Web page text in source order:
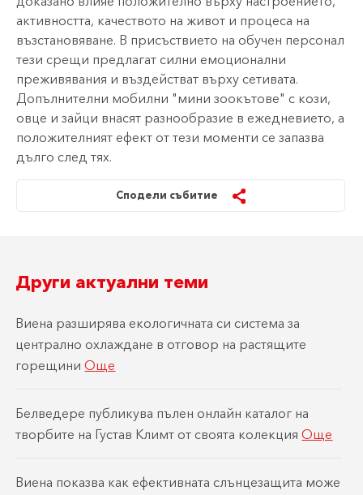
активността, качеството на живот и процеса на
възстановяване. В присъствието на обучен персонал
тези срещи предлагат силни емоционални
преживявания и въздействат върху сетивата.
Допълнителни мобилни "мини зоокътове" с кози,
овце и зайци внасят разнообразие в ежедневието, а
положителният ефект от тези моменти се запазва
дълго след тях.
Сподели събитие
Други актуални теми
Виена разширява екологичната си система за
централно охлаждане в отговор на растящите
горещиниОще
Белведере публикува пълен онлайн каталог на
творбите на Густав Климт от своята колекцияОще
Виена показва как ефективната слънцезащита може